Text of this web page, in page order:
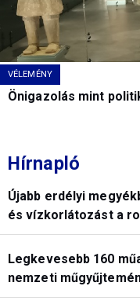
VÉLEMÉNY
Önigazolás mint
Hírnapló
Újabb erdélyi
és vízkorlátozást a
Legkevesebb 160
nemzeti